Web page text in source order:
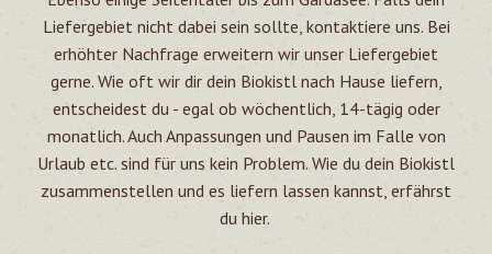
Liefergebiet nicht dabei sein sollte, kontaktiere uns. Bei
erhöhter Nachfrage erweitern wir unser Liefergebiet
gerne. Wie oft wir dir dein Biokistl nach Hause liefern,
entscheidest du - egal ob wöchentlich, 14-tägig oder
monatlich. Auch Anpassungen und Pausen im Falle von
Urlaub etc. sind für uns kein Problem. Wie du dein Biokistl
zusammenstellen und es liefern lassen kannst, erfährst
du hier.